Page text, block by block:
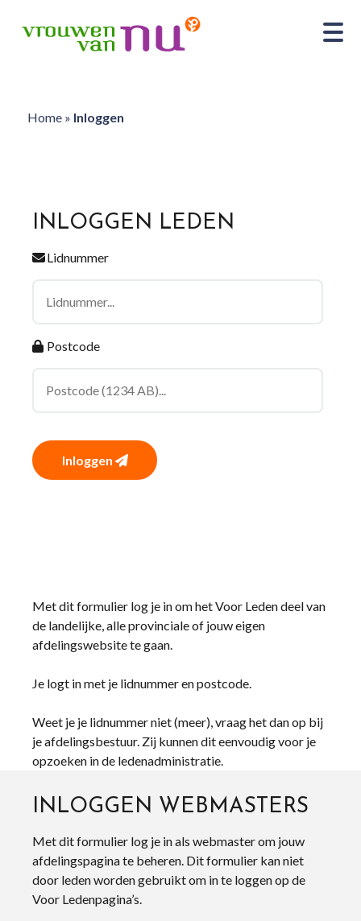
Home» Inloggen
INLOGGEN LEDEN
Lidnummer
Postcode
Inloggen
Met dit formulier log je in om het Voor Leden deel van
de landelijke, alle provinciale of jouw eigen
afdelingswebsite te gaan.
Je logt in met je lidnummer en postcode.
Weet je je lidnummer niet (meer), vraag het dan op bij
je afdelingsbestuur. Zij kunnen dit eenvoudig voor je
opzoeken in de ledenadministratie.
INLOGGEN WEBMASTERS
Met dit formulier log je in als webmaster om jouw
afdelingspagina te beheren. Dit formulier kan niet
door leden worden gebruikt om in te loggen op de
Voor Ledenpagina’s.